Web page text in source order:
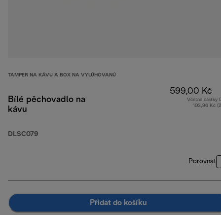
TAMPER NA KÁVU A BOX NA VYLÚHOVANÚ
Bílé pěchovadlo na
kávu
DLSC079
599,00 Kč
Včetně částky
103,96 Kč
Porovnat
Přidat do košíku